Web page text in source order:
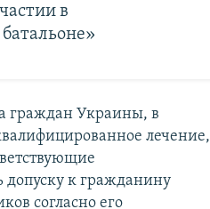
в
граждан Украины, в
лечение,
допуску к гражданину
согласно его